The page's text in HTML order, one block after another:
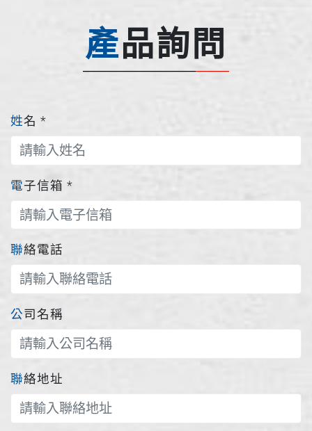
產品詢問
姓名 *
電子信箱 *
聯絡電話
公司名稱
聯絡地址